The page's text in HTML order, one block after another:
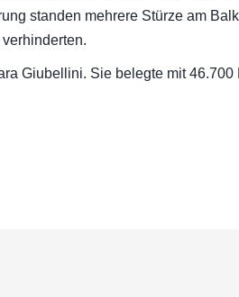
standen mehrere Stürze am
Giubellini. Sie belegte mit 46.700